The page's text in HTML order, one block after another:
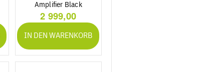
Amplifier Black
2 999,00
IN DEN WARENKORB